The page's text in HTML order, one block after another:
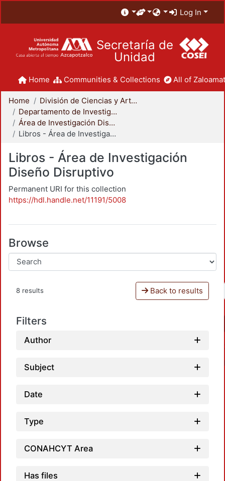
Log In
Secretaría de
Unidad
Home Communities & Collections All of
Home
División de Ciencias y Artes para el Diseño
Departamento de Investigación y Conocimiento para el Diseño
Área de Investigación Diseño Disruptivo
Libros - Área de Investigación Diseño Disruptivo
Libros - Área de Investigación
Diseño Disruptivo
Permanent URI for this collection
https://hdl.handle.net/11191/5008
Browse
8 results Back to results
Filters
Author
Subject
Date
Type
CONAHCYT Area
Has files